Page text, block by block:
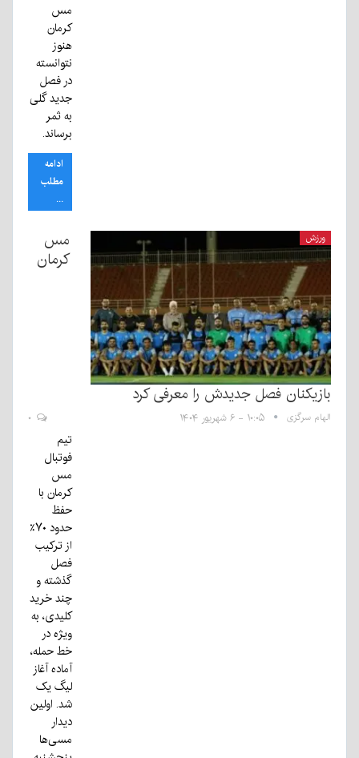
مس
کرمان
هنوز
نتوانسته
در فصل
جدید گلی
به ثمر
برساند.
ادامه
مطلب
...
ورزش
مس
کرمان
بازیکنان فصل جدیدش را معرفی کرد
الهام سرگزی ۱۰:۰۵ - ۶ شهریور ۱۴۰۴
تیم
فوتبال
مس
کرمان با
حفظ
حدود ۷۰٪
از ترکیب
فصل
گذشته و
چند خرید
کلیدی، به
ویژه در
خط حمله،
آماده آغاز
لیگ یک
شد. اولین
دیدار
مسی‌ها